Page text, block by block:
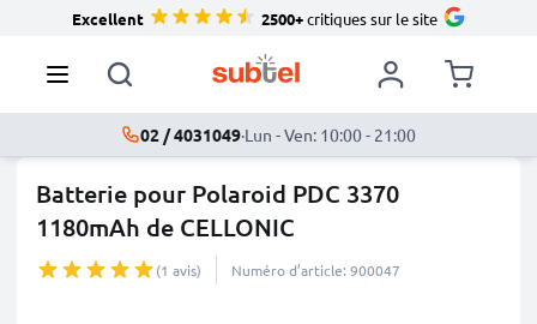
Excellent 2500+critiques sur le site
02 / 4031049·Lun - Ven: 10:00 - 21:00
Batterie pour Polaroid PDC 3370
1180mAh de CELLONIC
(1 avis) Numéro d’article: 900047